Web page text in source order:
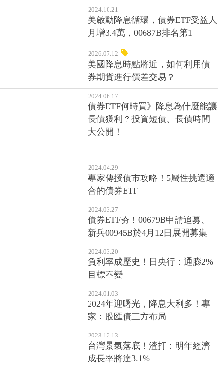
模大幅成長
2024.10.21
美啟動降息循環，債券ETF受益人
月增3.4萬，00687B排名第1
2026.07.12
美國降息時點將近，如何利用債
券期貨進行價差交易？
2024.06.17
債券ETF何時買》降息為什麼能讓
長債獲利？投資短債、長債時間
2024.04.29
專家傳授債市攻略！5屬性挑選適
合的債券ETF
2024.03.27
債券ETF夯！00679B申請追募、
新兵00945B於4月12日展開募集
2024.03.20
負利率成歷史！日央行：通膨2%
目標不變
2024.01.03
2024年迎曙光，降息大利多！專
家：股匯債三方布局
2023.12.13
台灣景氣落底！渣打：明年經濟